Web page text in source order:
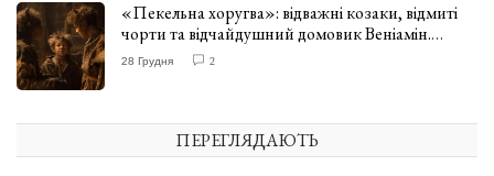
«Пекельна хоругва»: відважні козаки, відмиті
чорти та відчайдушний домовик Веніамін.
ВІДГУК
28 Грудня 2
ПЕРЕГЛЯДАЮТЬ